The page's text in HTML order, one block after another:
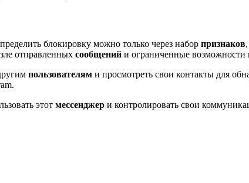
блокировку можно только через набор признаков
отправленных сообщений и ограниченные возможности
пользователям и просмотреть свои контакты для
этот мессенджер и контролировать свои